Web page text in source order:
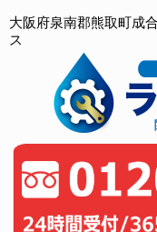
大阪府泉南郡熊取町成
ス